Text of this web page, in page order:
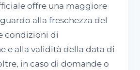
offre una maggiore
alla freschezza del
condizioni di
e alla validità della data di
in caso di domande o